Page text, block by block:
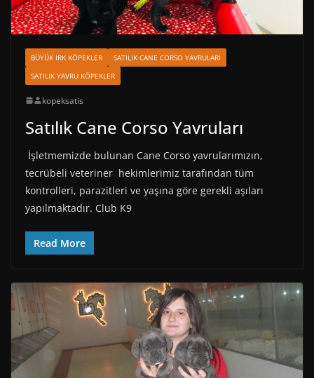
BÜYÜK IRK KÖPEKLER
SATILIK CANE CORSO YAVRULARI
SATILIK YAVRU KÖPEKLER
kopeksatis
Satılık Cane Corso Yavruları
İşletmemizde bulunan Cane Corso yavrularımızın,
tecrübeli veteriner hekimlerimiz tarafından tüm
kontrolleri, parazitleri ve yaşına göre gerekli aşıları
yapılmaktadır. Club K9
Read More